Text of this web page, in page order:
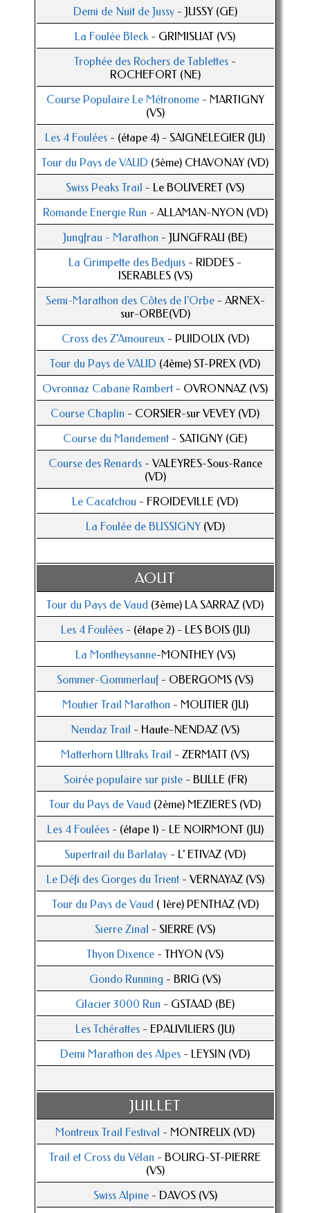
Demi de Nuit de Jussy- JUSSY (GE)
La Foulée Bleck- GRIMISUAT (VS)
Trophée des Rochers de Tablettes -
ROCHEFORT (NE)
Course Populaire Le Métronome- MARTIGNY
(VS)
Les 4 Foulées - (étape 4) - SAIGNELEGIER (JU)
Tour du Pays de VAUD (5ème) CHAVONAY (VD)
Swiss Peaks Trail - Le BOUVERET (VS)
Romande Energie Run - ALLAMAN-NYON (VD)
Jungfrau - Marathon - JUNGFRAU (BE)
La Grimpette des Bedjuis - RIDDES -
ISERABLES (VS)
Semi-Marathon des Côtes de l'Orbe- ARNEX-
sur-ORBE(VD)
Cross des Z'Amoureux- PUIDOUX (VD)
Tour du Pays de VAUD (4ème) ST-PREX (VD)
Ovronnaz Cabane Rambert - OVRONNAZ (VS)
Course Chaplin - CORSIER-sur VEVEY (VD)
Course du Mandement - SATIGNY (GE)
Course des Renards- VALEYRES-Sous-Rance
(VD)
Le Cacatchou - FROIDEVILLE (VD)
La Foulée de BUSSIGNY(VD)
AOUT
Tour du Pays de Vaud (3ème) LA SARRAZ (VD)
Les 4 Foulées - (étape 2) - LES BOIS (JU)
La Montheysanne-MONTHEY (VS)
Sommer-Gommerlauf - OBERGOMS (VS)
Moutier Trail Marathon - MOUTIER (JU)
Nendaz Trail - Haute-NENDAZ (VS)
Matterhorn Ultraks Trail - ZERMATT (VS)
Soirée populaire sur piste- BULLE (FR)
Tour du Pays de Vaud (2ème) MEZIERES (VD)
Les 4 Foulées - (étape 1) - LE NOIRMONT (JU)
Supertrail du Barlatay - L' ETIVAZ (VD)
Le Défi des Gorges du Trient- VERNAYAZ (VS)
Tour du Pays de Vaud ( 1ère) PENTHAZ (VD)
Sierre Zinal - SIERRE (VS)
Thyon Dixence - THYON (VS)
Gondo Running - BRIG (VS)
Glacier 3000 Run - GSTAAD (BE)
Les Tchérattes - EPAUVILIERS (JU)
Demi Marathon des Alpes - LEYSIN (VD)
JUILLET
Montreux Trail Festival - MONTREUX (VD)
Trail et Cross du Vélan - BOURG-ST-PIERRE
(VS)
Swiss Alpine- DAVOS (VS)